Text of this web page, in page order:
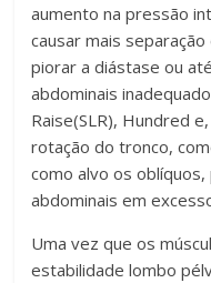
aumento na pressão
causar mais
piorar a diástase ou
abdominais
Raise(SLR), Hundred
rotação do tronco,
como alvo os
abdominais em
Uma vez que os
estabilidade lombo